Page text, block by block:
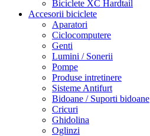
Biciclete XC Hardtail
Accesorii biciclete
Aparatori
Ciclocomputere
Genti
Lumini / Sonerii
Pompe
Produse intretinere
Sisteme Antifurt
Bidoane / Suporti bidoane
Cricuri
Ghidolina
Oglinzi